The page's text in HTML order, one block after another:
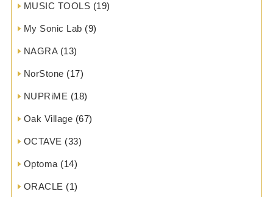
MUSIC TOOLS (19)
My Sonic Lab (9)
NAGRA(13)
NorStone (17)
NUPRiME (18)
Oak Village (67)
OCTAVE (33)
Optoma (14)
ORACLE (1)